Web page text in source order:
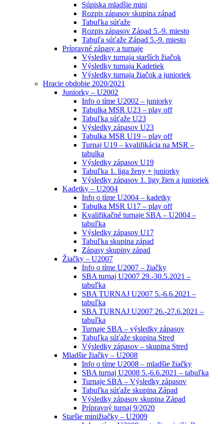
Súpiska mladšie mini
Rozpis zápasov skupina západ
Tabuľka súťaže
Rozpis zápasov Západ 5.-9. miesto
Tabuľa súťaže Západ 5.-9. miesto
Prípravné zápasy a turnaje
Výsledky turnaja starších žiačok
Výsledky turnaja Kadetiek
Výsledky turnaja žiačok a junioriek
Hracie obdobie 2020/2021
Juniorky – U2002
Info o tíme U2002 – juniorky
Tabulka MSR U23 – play off
Tabuľka súťaže U23
Výsledky zápasov U23
Tabulka MSR U19 – play off
Turnaj U19 – kvalifikácia na MSR –
tabulka
Výsledky zápasov U19
Tabuľka 1. liga ženy + juniorky
Výsledky zápasov 1. ligy žien a junioriek
Kadetky – U2004
Info o tíme U2004 – kadetky
Tabulka MSR U17 – play off
Kvalifikačné turnaje SBA – U2004 –
tabuľka
Výsledky zápasov U17
Tabuľka skupina západ
Zápasy skupiny západ
Žiačky – U2007
Info o tíme U2007 – žiačky
SBA turnaj U2007 29.-30.5.2021 –
tabuľka
SBA TURNAJ U2007 5.-6.6.2021 –
tabuľka
SBA TURNAJ U2007 26.-27.6.2021 –
tabuľka
Turnaje SBA – výsledky zápasov
Tabuľka súťaže skupina Stred
Výsledky zápasov – skupina Stred
Mladšie žiačky – U2008
Info o tíme U2008 – mladšie žiačky
SBA turnaj U2008 5.-6.6.2021 – tabuľka
Turnaje SBA – Výsledky zápasov
Tabuľka súťaže skupina Západ
Výsledky zápasov skupina Západ
Prípravný turnaj 9/2020
Staršie minižiačky – U2009